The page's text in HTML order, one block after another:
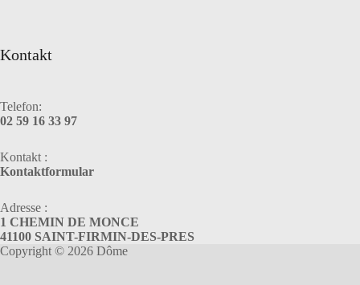
Kontakt
Telefon:
02 59 16 33 97
Kontakt :
Kontaktformular
Adresse :
1 CHEMIN DE MONCE
41100 SAINT-FIRMIN-DES-PRES
Copyright © 2026 Dôme